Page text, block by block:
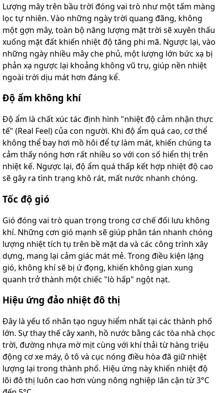
Lượng mây trên bầu trời đóng vai trò như một tấm màng
lọc tự nhiên. Vào những ngày trời quang đãng, không
một gợn mây, toàn bộ năng lượng mặt trời sẽ xuyên thấu
xuống mặt đất khiến nhiệt độ tăng phi mã. Ngược lại, vào
những ngày nhiều mây che phủ, một lượng lớn bức xạ bị
phản xạ ngược lại khoảng không vũ trụ, giúp nền nhiệt
ngoài trời dịu mát hơn đáng kể.
Độ ẩm không khí
Độ ẩm là chất xúc tác định hình "nhiệt độ cảm nhận thực
tế" (Real Feel) của con người. Khi độ ẩm quá cao, cơ thể
không thể bay hơi mồ hôi để tự làm mát, khiến chúng ta
cảm thấy nóng hơn rất nhiều so với con số hiển thị trên
nhiệt kế. Ngược lại, độ ẩm quá thấp kết hợp nhiệt độ cao
sẽ gây ra tình trạng khô rát, mất nước nhanh chóng.
Tốc độ gió
Gió đóng vai trò quan trọng trong cơ chế đối lưu không
khí. Những cơn gió mạnh sẽ giúp phân tán nhanh chóng
lượng nhiệt tích tụ trên bề mặt da và các công trình xây
dựng, mang lại cảm giác mát mẻ. Trong điều kiện lặng
gió, không khí sẽ bị ứ đọng, khiến không gian xung
quanh trở thành một chiếc "lò hấp" ngột nạt.
Hiệu ứng đảo nhiệt đô thị
Đây là yếu tố nhân tạo nguy hiểm nhất tại các thành phố
lớn. Sự thay thế cây xanh, hồ nước bằng các tòa nhà chọc
trời, đường nhựa mờ mịt cùng với khí thải từ hàng triệu
động cơ xe máy, ô tô và cục nóng điều hòa đã giữ nhiệt
lượng lại trong thành phố. Hiệu ứng này khiến nhiệt độ
lõi đô thị luôn cao hơn vùng nông nghiệp lân cận từ 3°C